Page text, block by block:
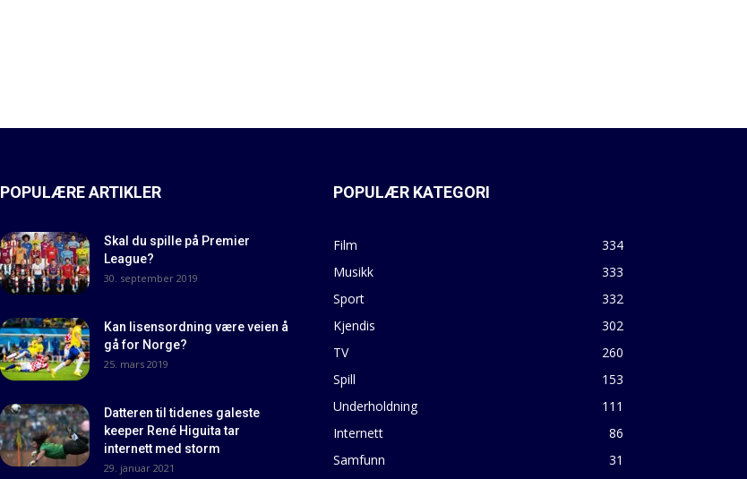
POPULÆRE ARTIKLER
Skal du spille på Premier
League?
30. september 2019
Kan lisensordning være veien å
gå for Norge?
25. mars 2019
Datteren til tidenes galeste
keeper René Higuita tar
internett med storm
29. januar 2021
POPULÆR KATEGORI
Film
334
Musikk
333
Sport
332
Kjendis
302
TV
260
Spill
153
Underholdning
111
Internett
86
Samfunn
31